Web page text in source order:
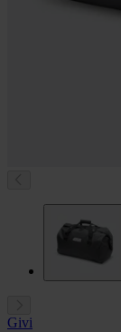
Givi